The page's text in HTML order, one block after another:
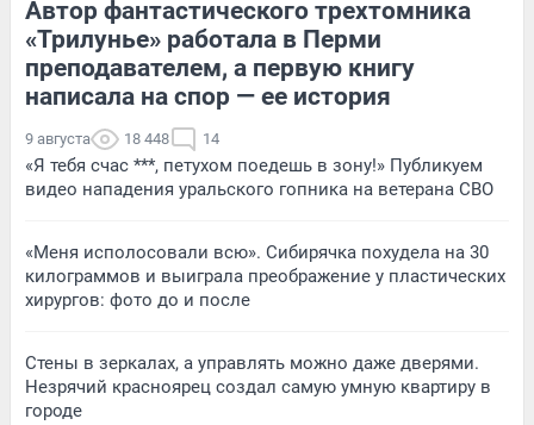
Автор фантастического трехтомника
«Трилунье» работала в Перми
преподавателем, а первую книгу
написала на спор — ее история
9 августа 18 448 14
«Я тебя счас ***, петухом поедешь в зону!» Публикуем
видео нападения уральского гопника на ветерана СВО
«Меня исполосовали всю». Сибирячка похудела на 30
килограммов и выиграла преображение у пластических
хирургов: фото до и после
Стены в зеркалах, а управлять можно даже дверями.
Незрячий красноярец создал самую умную квартиру в
городе